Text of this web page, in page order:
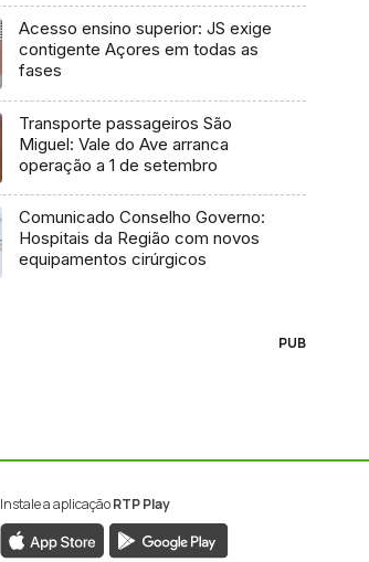
Acesso ensino superior: JS exige
contigente Açores em todas as
fases
Transporte passageiros São
Miguel: Vale do Ave arranca
operação a 1 de setembro
Comunicado Conselho Governo:
Hospitais da Região com novos
equipamentos cirúrgicos
PUB
Instale a aplicaçãoRTP Play